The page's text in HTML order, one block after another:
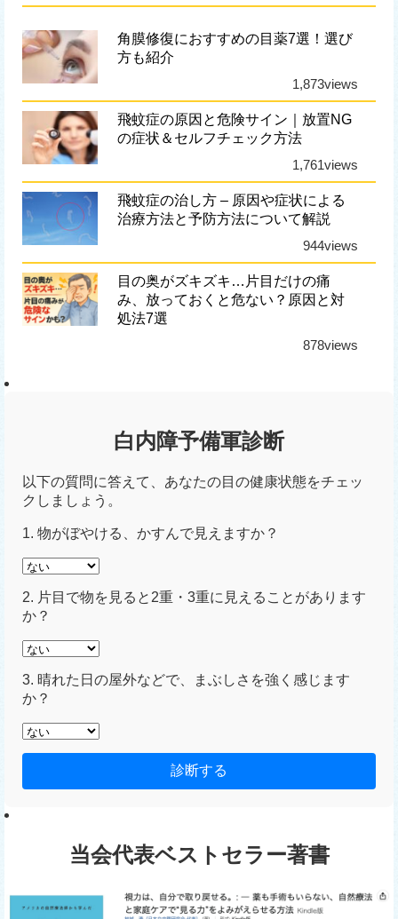
角膜修復におすすめの目薬7選！選び
方も紹介
1,873views
飛蚊症の原因と危険サイン｜放置NG
の症状＆セルフチェック方法
1,761views
飛蚊症の治し方 – 原因や症状による
治療方法と予防方法について解説
944views
目の奥がズキズキ…片目だけの痛
み、放っておくと危ない？原因と対
処法7選
878views
白内障予備軍診断
以下の質問に答えて、あなたの目の健康状態をチェッ
クしましょう。
1. 物がぼやける、かすんで見えますか？
2. 片目で物を見ると2重・3重に見えることがあります
か？
3. 晴れた日の屋外などで、まぶしさを強く感じます
か？
診断する
当会代表ベストセラー著書